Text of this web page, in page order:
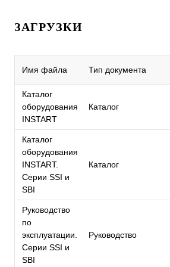
ЗАГРУЗКИ
Имя файла Тип документа
Каталог
оборудования
INSTART
Каталог
Каталог
оборудования
INSTART.
Серии SSI и
SBI
Каталог
Руководство
по
эксплуатации.
Серии SSI и
SBI
Руководство